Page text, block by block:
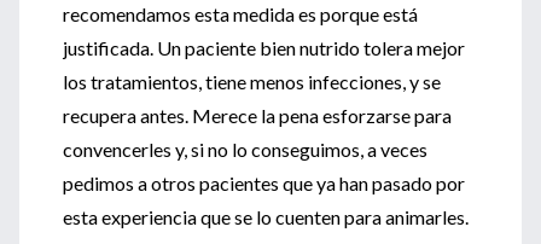
recomendamos esta medida es porque está
justificada. Un paciente bien nutrido tolera mejor
los tratamientos, tiene menos infecciones, y se
recupera antes. Merece la pena esforzarse para
convencerles y, si no lo conseguimos, a veces
pedimos a otros pacientes que ya han pasado por
esta experiencia que se lo cuenten para animarles.